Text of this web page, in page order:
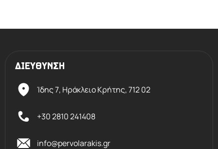
ΔΙΕΥΘΥΝΣΗ
Ίδης 7, Ηράκλειο Kρήτης,712 02
+30 2810 241408
info@pervolarakis.gr